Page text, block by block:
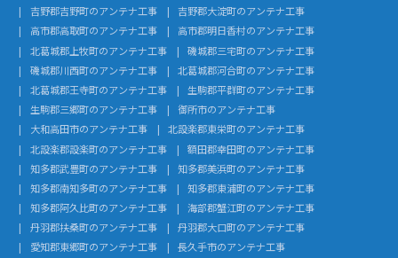
吉野郡吉野町のアンテナ工事
吉野郡大淀町のアンテナ工事
高市郡高取町のアンテナ工事
高市郡明日香村のアンテナ工事
北葛城郡上牧町のアンテナ工事
磯城郡三宅町のアンテナ工事
磯城郡川西町のアンテナ工事
北葛城郡河合町のアンテナ工事
北葛城郡王寺町のアンテナ工事
生駒郡平群町のアンテナ工事
生駒郡三郷町のアンテナ工事
御所市のアンテナ工事
大和高田市のアンテナ工事
北設楽郡東栄町のアンテナ工事
北設楽郡設楽町のアンテナ工事
額田郡幸田町のアンテナ工事
知多郡武豊町のアンテナ工事
知多郡美浜町のアンテナ工事
知多郡南知多町のアンテナ工事
知多郡東浦町のアンテナ工事
知多郡阿久比町のアンテナ工事
海部郡蟹江町のアンテナ工事
丹羽郡扶桑町のアンテナ工事
丹羽郡大口町のアンテナ工事
愛知郡東郷町のアンテナ工事
長久手市のアンテナ工事